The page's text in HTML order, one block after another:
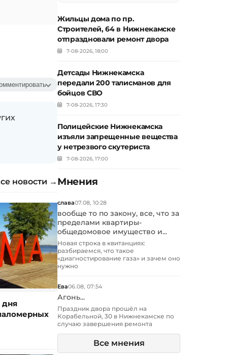
новости →
дня
Жильцы дома по пр.
Строителей, 64 в Нижнекамске
отпраздновали ремонт двора
7-08-2026, 18:00
Детсады Нижнекамска
передали 200 талисманов для
бойцов СВО
7-08-2026, 17:30
Полицейские Нижнекамска
изъяли запрещенные вещества
у нетрезвого скутериста
7-08-2026, 17:00
Мнения
слава07.08, 10:28
вообще то по закону, все, что за
пределами квартиры-
общедомовое имущество и...
Новая строка в квитанциях:
разбираемся, что такое
«диагностирование газа» и зачем оно
нужно
Ева06.08, 07:54
Агонь...
Праздник двора прошёл на
Корабельной, 30 в Нижнекамске по
случаю завершения ремонта
Все мнения